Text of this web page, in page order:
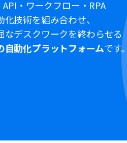
・ワークフロー・RPA
技術を組み合わせ、
なデスクワークを終わらせる
自動化プラットフォームです。